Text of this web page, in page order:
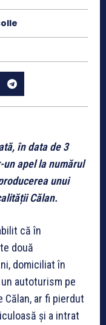
în data de 3
apel la numărul
unui
Călan.
că în
două
domiciliat în
autoturism pe
Călan, ar fi pierdut
și a intrat